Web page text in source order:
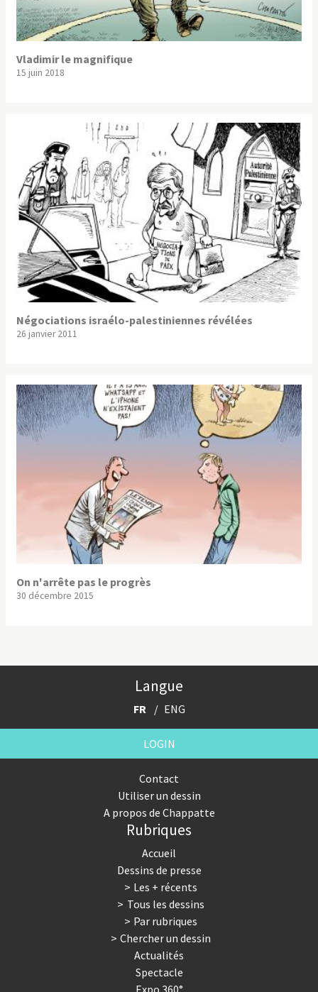
Vladimir le magnifique
15 juin 2018
Négociations israélo-palestiniennes révélées
26 janvier 2011
On n'arrête pas le progrès
30 décembre 2015
Langue
FR ENG
LOGIN
Contact
Utiliser un dessin
A propos de Chappatte
Rubriques
Accueil
Dessins de presse
Les + récents
Tous les dessins
Par rubriques
Chercher un dessin
Actualités
Spectacle
Expo 360°